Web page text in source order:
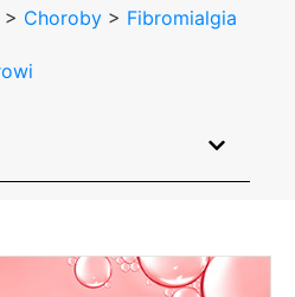
> Choroby > Fibromialgia